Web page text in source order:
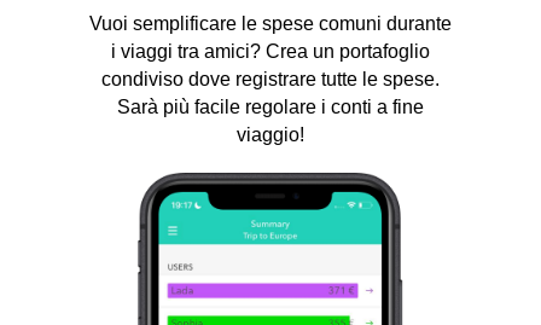
Vuoi semplificare le spese comuni durante
i viaggi tra amici? Crea un portafoglio
condiviso dove registrare tutte le spese.
Sarà più facile regolare i conti a fine
viaggio!